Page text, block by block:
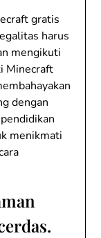
gratis
harus
mengikuti
Minecraft
dengan
menikmati